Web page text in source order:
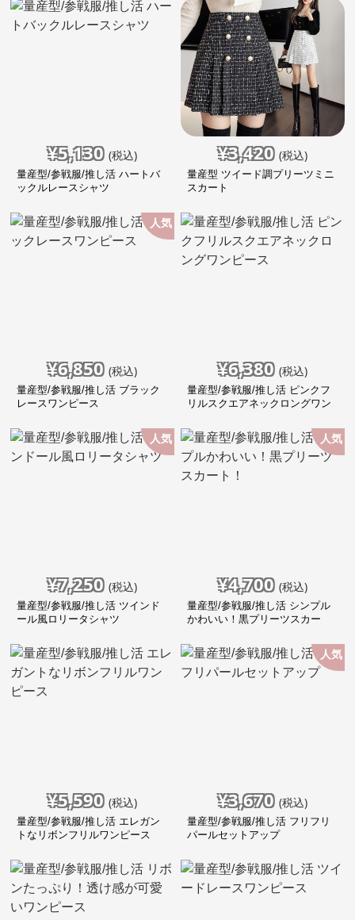
¥5,130 (税込)
量産型/参戦服/推し活 ハートバ
ックルレースシャツ
¥3,420 (税込)
量産型 ツイード調プリーツミニ
スカート
人気
¥6,850 (税込)
量産型/参戦服/推し活 ブラック
レースワンピース
¥6,380 (税込)
量産型/参戦服/推し活 ピンクフ
リルスクエアネックロングワン
人気
¥7,250 (税込)
量産型/参戦服/推し活 ツインド
ール風ロリータシャツ
人気
¥4,700 (税込)
量産型/参戦服/推し活 シンプル
かわいい！黒プリーツスカー
¥5,590 (税込)
量産型/参戦服/推し活 エレガン
トなリボンフリルワンピース
人気
¥3,670 (税込)
量産型/参戦服/推し活 フリフリ
パールセットアップ